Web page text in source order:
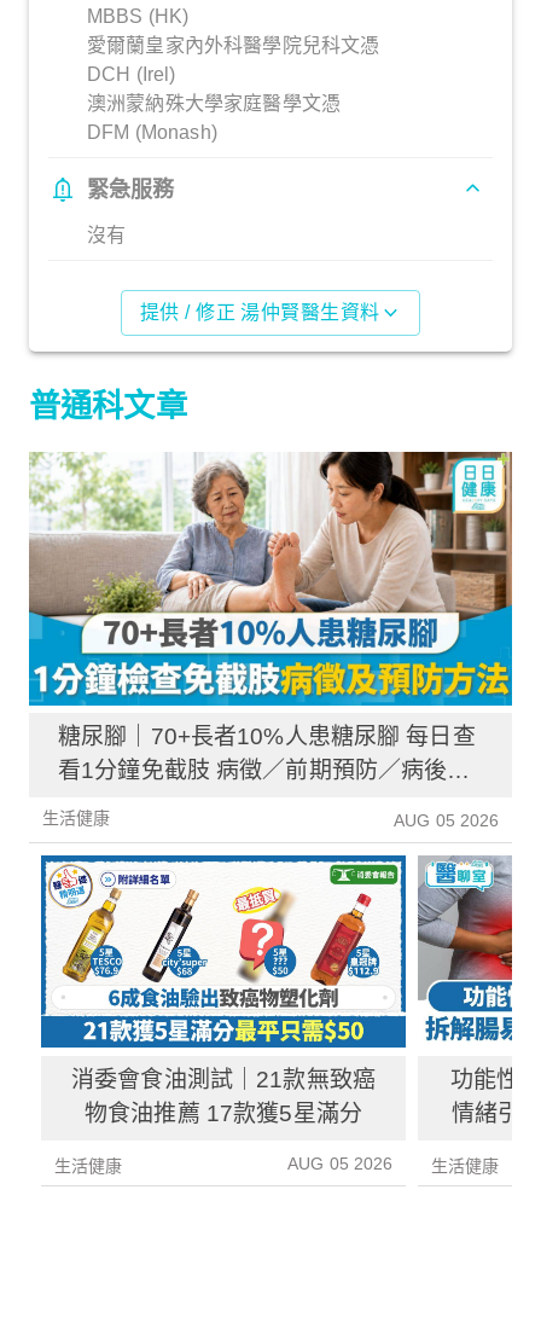
MBBS (HK)
愛爾蘭皇家內外科醫學院兒科文憑
DCH (Irel)
澳洲蒙納殊大學家庭醫學文憑
DFM (Monash)
緊急服務
沒有
提供 / 修正 湯仲賢醫生資料
普通科文章
糖尿腳｜70+長者10%人患糖尿腳 每日查
看1分鐘免截肢 病徵／前期預防／病後護
理一文睇清
生活健康 AUG 05 2026
消委會食油測試｜21款無致癌
物食油推薦 17款獲5星滿分
生活健康 AUG 05 2026
功能性
情緒引
生活健康